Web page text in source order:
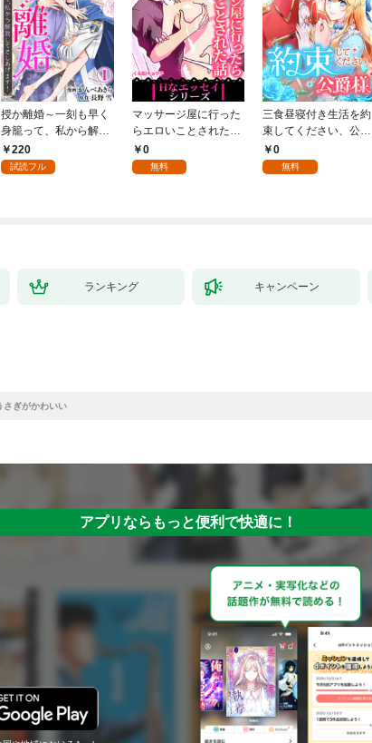
授か離婚～一刻も早く
身籠って、私から解放
してさしあげます！1
220
試読フル
マッサージ屋に行った
らエロいことされた話
1 0
無料
三食昼寝付き生活を約
束してください、公爵
様 1話
0
無料
ランキング キャンペーン
さぎがかわいい
アプリならもっと便利で快適に！